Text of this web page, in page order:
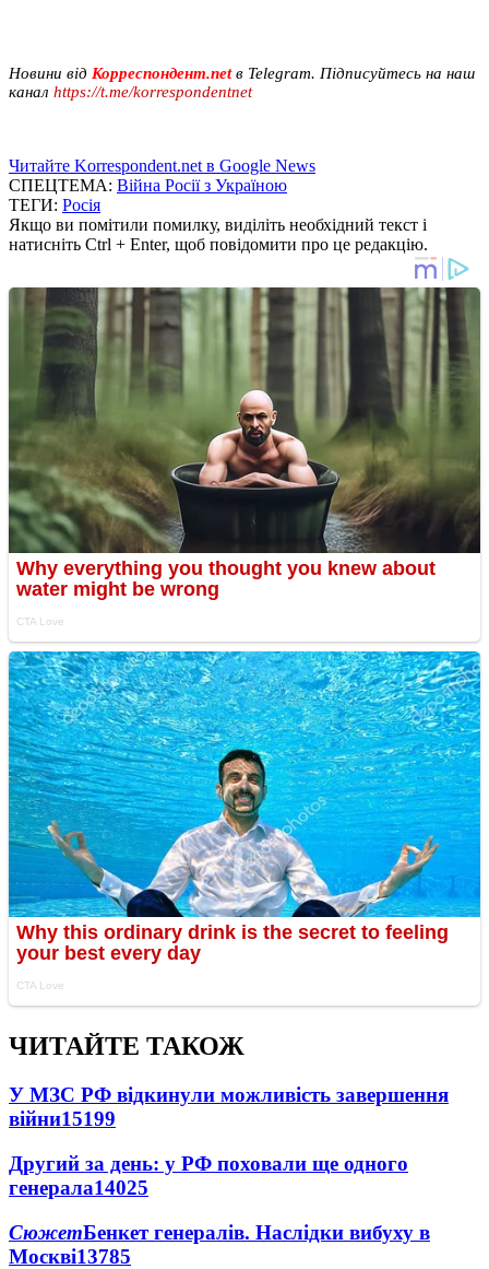
Новини від Корреспондент.netв Telegram. Підписуйтесь на наш
канал https://t.me/korrespondentnet
Читайте Korrespondent.net в Google News
СПЕЦТЕМА: Війна Росії з Україною
ТЕГИ: Росія
Якщо ви помітили помилку, виділіть необхідний текст і
натисніть Ctrl + Enter, щоб повідомити про це редакцію.
ЧИТАЙТЕ ТАКОЖ
У МЗС РФ відкинули можливість завершення
війни15199
Другий за день: у РФ поховали ще одного
генерала14025
СюжетБенкет генералів. Наслідки вибуху в
Москві13785